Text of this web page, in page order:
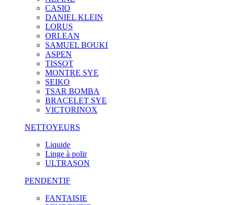
CASIO
DANIEL KLEIN
LORUS
ORLEAN
SAMUEL BOUKI
ASPEN
TISSOT
MONTRE SYE
SEIKO
TSAR BOMBA
BRACELET SYE
VICTORINOX
NETTOYEURS
Liquide
Linge à polir
ULTRASON
PENDENTIF
FANTAISIE